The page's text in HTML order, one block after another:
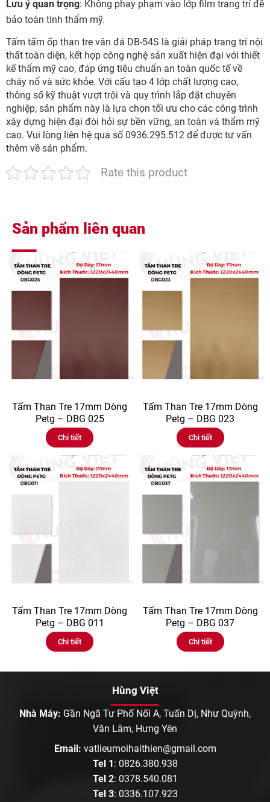
Lưu ý quan trọng: Không phay phạm vào lớp film trang trí để
bảo toàn tính thẩm mỹ.
Tấm tấm ốp than tre vân đá DB-54S là giải pháp trang trí nội
thất toàn diện, kết hợp công nghệ sản xuất hiện đại với thiết
kế thẩm mỹ cao, đáp ứng tiêu chuẩn an toàn quốc tế về
cháy nổ và sức khỏe. Với cấu tạo 4 lớp chất lượng cao,
thông số kỹ thuật vượt trội và quy trình lắp đặt chuyên
nghiệp, sản phẩm này là lựa chọn tối ưu cho các công trình
xây dựng hiện đại đòi hỏi sự bền vững, an toàn và thẩm mỹ
cao. Vui lòng liên hệ qua số 0936.295.512 để được tư vấn
thêm về sản phẩm.
Rate this product
Sản phẩm liên quan
Tấm Than Tre 17mm Dòng
Petg – DBG 025
Chi tiết
Tấm Than Tre 17mm Dòng
Petg – DBG 023
Chi tiết
Tấm Than Tre 17mm Dòng
Petg – DBG 011
Chi tiết
Tấm Than Tre 17mm Dòng
Petg – DBG 037
Chi tiết
Hùng Việt
Nhà Máy: Gần Ngã Tư Phố Nối A, Tuấn Dị, Như Quỳnh,
Văn Lâm, Hưng Yên
Email: vatlieumoihaithien@gmail.com
Tel 1: 0826.380.938
Tel 2: 0378.540.081
Tel 3: 0336.107.923